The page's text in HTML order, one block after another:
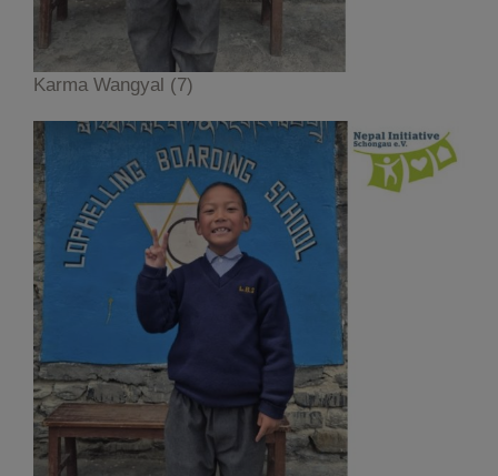
Karma Wangyal (7)